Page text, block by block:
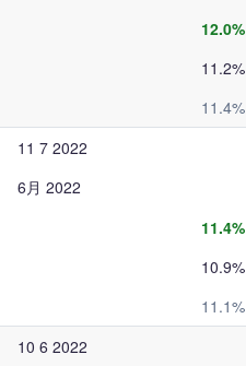
12.0%
11.2%
11.4%
11 7 2022
6月 2022
11.4%
10.9%
11.1%
10 6 2022